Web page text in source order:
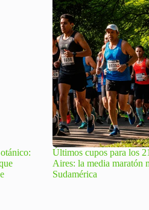
Últimos cupos para los
Aires: la media maratón
Sudamérica